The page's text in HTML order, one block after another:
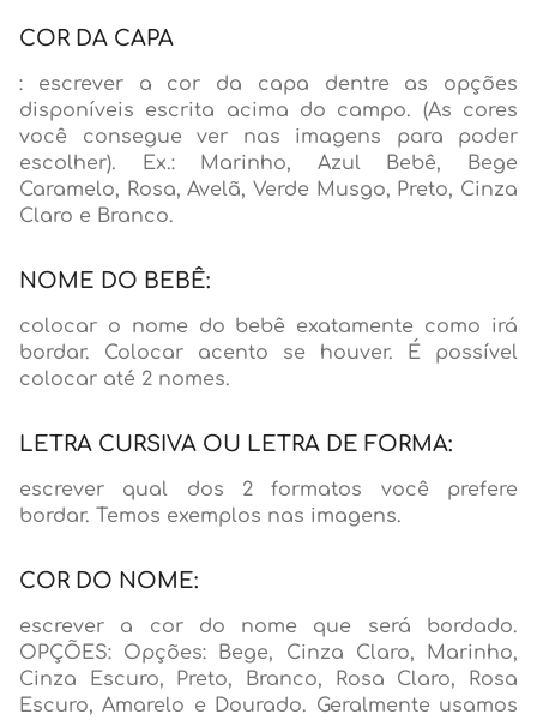
COR DA CAPA
: escrever a cor da capa dentre as opções
disponíveis escrita acima do campo. (As cores
você consegue ver nas imagens para poder
escolher). Ex.: Marinho, Azul Bebê, Bege
Caramelo, Rosa, Avelã, Verde Musgo, Preto, Cinza
Claro e Branco.
NOME DO BEBÊ:
colocar o nome do bebê exatamente como irá
bordar. Colocar acento se houver. É possível
colocar até 2 nomes.
LETRA CURSIVA OU LETRA DE FORMA:
escrever qual dos 2 formatos você prefere
bordar. Temos exemplos nas imagens.
COR DO NOME:
escrever a cor do nome que será bordado.
OPÇÕES: Opções: Bege, Cinza Claro, Marinho,
Cinza Escuro, Preto, Branco, Rosa Claro, Rosa
Escuro, Amarelo e Dourado. Geralmente usamos